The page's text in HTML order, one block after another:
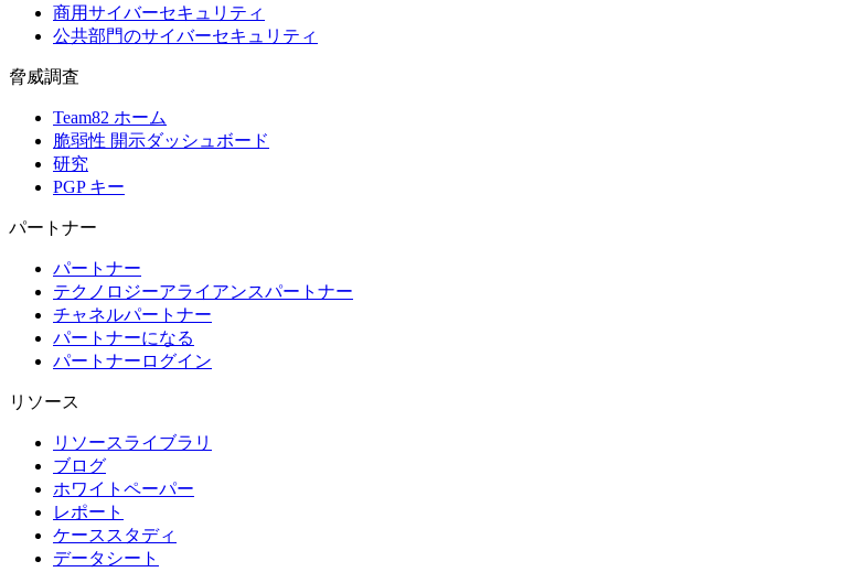
商用サイバーセキュリティ
公共部門のサイバーセキュリティ
脅威調査
Team82 ホーム
脆弱性 開示ダッシュボード
研究
PGP キー
パートナー
パートナー
テクノロジーアライアンスパートナー
チャネルパートナー
パートナーになる
パートナーログイン
リソース
リソースライブラリ
ブログ
ホワイトペーパー
レポート
ケーススタディ
データシート